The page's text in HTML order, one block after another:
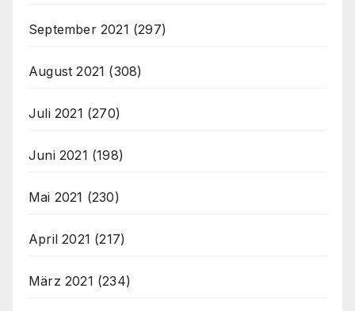
September 2021 (297)
August 2021 (308)
Juli 2021 (270)
Juni 2021 (198)
Mai 2021 (230)
April 2021 (217)
März 2021 (234)